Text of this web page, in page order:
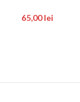
65,00lei